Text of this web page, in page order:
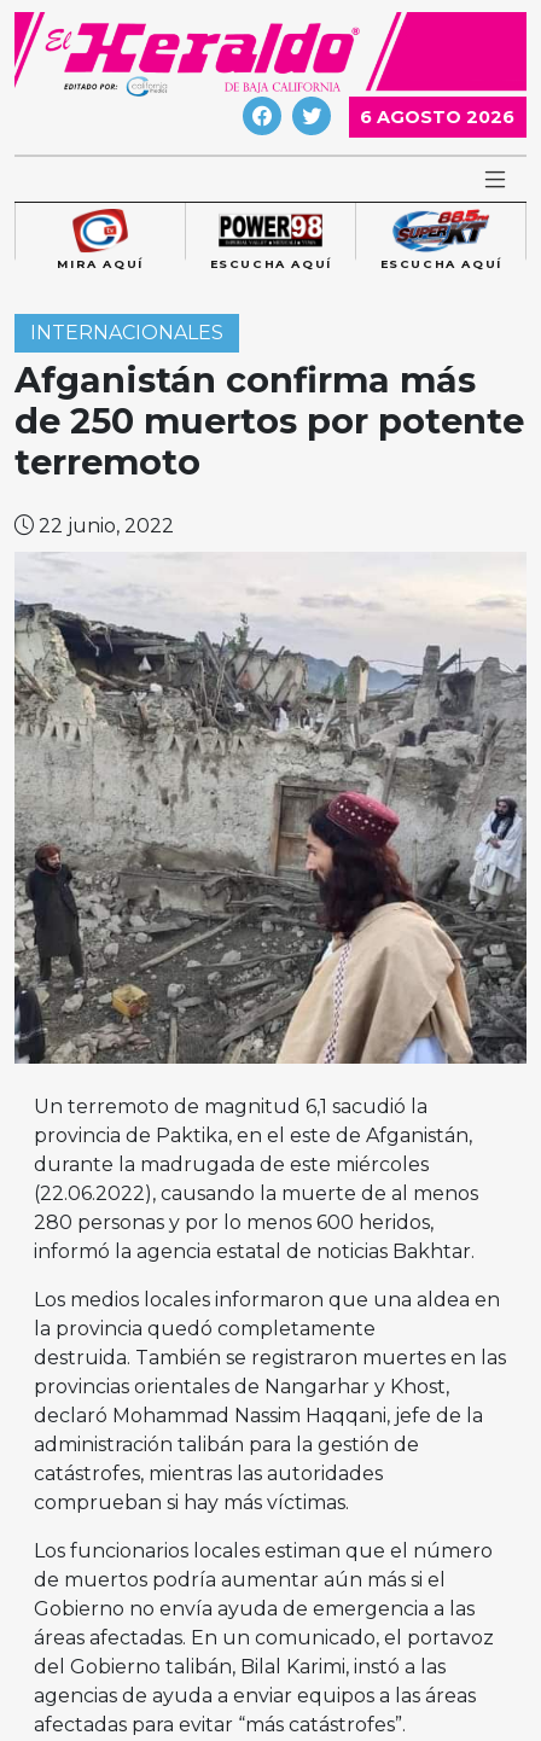
Skip
content
6 AGOSTO 2026
MIRA AQUÍ ESCUCHA AQUÍ ESCUCHA AQUÍ
INTERNACIONALES
Afganistán confirma más
de 250 muertos por potente
terremoto
22 junio, 2022
Un terremoto de magnitud 6,1 sacudió la
provincia de Paktika, en el este de Afganistán,
durante la madrugada de este miércoles
(22.06.2022), causando la muerte de al menos
280 personas y por lo menos 600 heridos,
informó la agencia estatal de noticias Bakhtar.
Los medios locales informaron que una aldea en
la provincia quedó completamente
destruida. También se registraron muertes en las
provincias orientales de Nangarhar y Khost,
declaró Mohammad Nassim Haqqani, jefe de la
administración talibán para la gestión de
catástrofes, mientras las autoridades
comprueban si hay más víctimas.
Los funcionarios locales estiman que el número
de muertos podría aumentar aún más si el
Gobierno no envía ayuda de emergencia a las
áreas afectadas. En un comunicado, el portavoz
del Gobierno talibán, Bilal Karimi, instó a las
agencias de ayuda a enviar equipos a las áreas
afectadas para evitar “más catástrofes”.